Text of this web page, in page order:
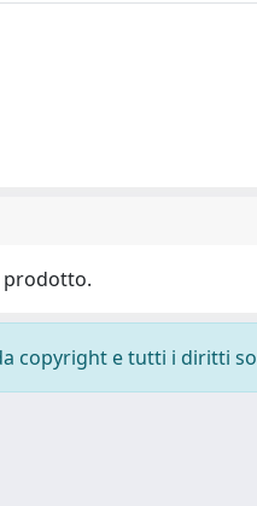
prodotto.
copyright e tutti i diritti